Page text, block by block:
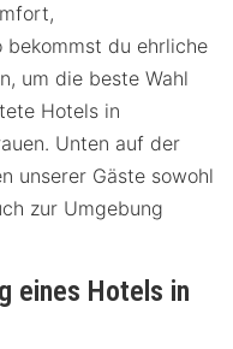
bekommst du ehrliche
um die beste Wahl
Hotels in
Unten auf der
unserer Gäste sowohl
zur Umgebung
eines Hotels in